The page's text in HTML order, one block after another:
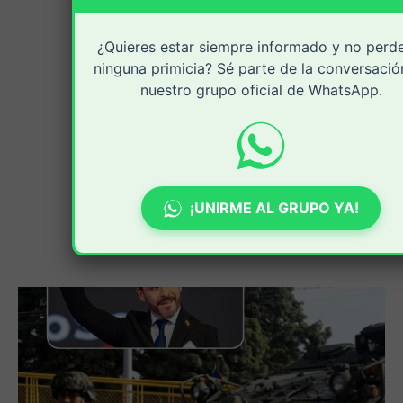
¿Quieres estar siempre informado y no
ninguna primicia? Sé parte de la
nuestro grupo oficial de WhatsApp.
¡UNIRME AL GRUPO YA!